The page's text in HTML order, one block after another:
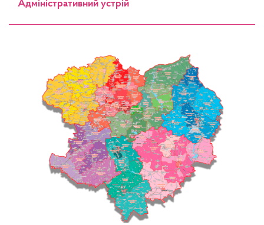
Адміністративний устрій